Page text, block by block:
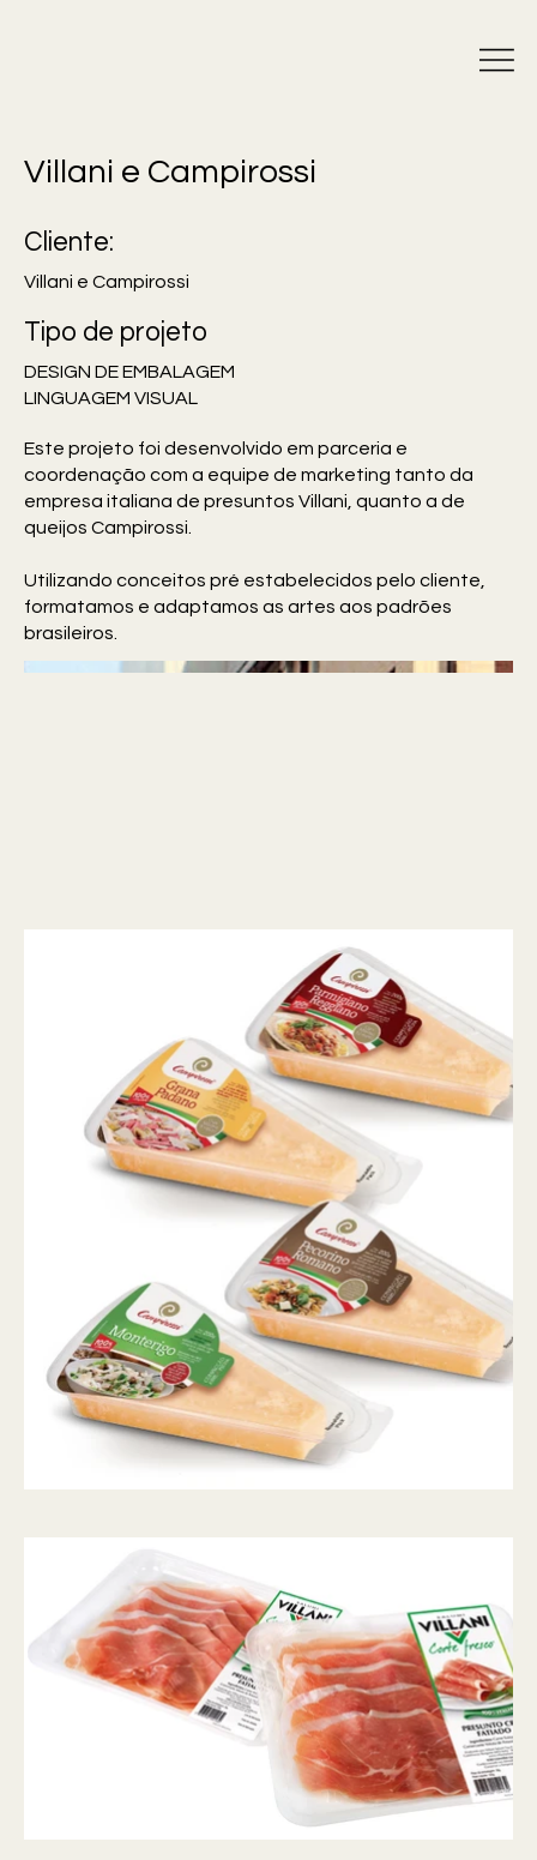
Villani e Campirossi
Cliente:
Villani e Campirossi
Tipo de projeto
DESIGN DE EMBALAGEM
LINGUAGEM VISUAL
Este projeto foi desenvolvido em parceria e
coordenação com a equipe de marketing tanto da
empresa italiana de presuntos Villani, quanto a de
queijos Campirossi.
Utilizando conceitos pré estabelecidos pelo cliente,
formatamos e adaptamos as artes aos padrões
brasileiros.